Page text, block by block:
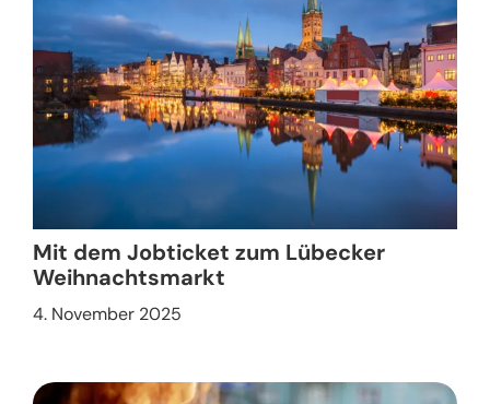
Mit dem Jobticket zum Lübecker
Weihnachtsmarkt
4. November 2025